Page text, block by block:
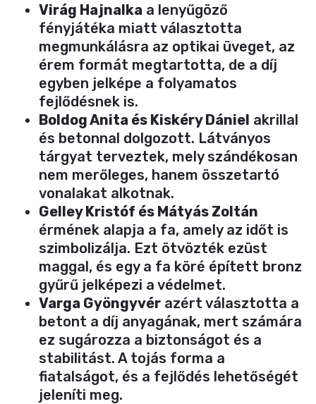
Virág Hajnalka a lenyűgöző
fényjátéka miatt választotta
megmunkálásra az optikai üveget, az
érem formát megtartotta, de a díj
egyben jelképe a folyamatos
fejlődésnek is.
Boldog Anita és Kiskéry Dániel akrillal
és betonnal dolgozott. Látványos
tárgyat terveztek, mely szándékosan
nem merőleges, hanem összetartó
vonalakat alkotnak.
Gelley Kristóf és Mátyás Zoltán
érmének alapja a fa, amely az időt is
szimbolizálja. Ezt ötvözték ezüst
maggal, és egy a fa köré épített bronz
gyűrű jelképezi a védelmet.
Varga Gyöngyvér azért választotta a
betont a díj anyagának, mert számára
ez sugározza a biztonságot és a
stabilitást. A tojás forma a
fiatalságot, és a fejlődés lehetőségét
jeleníti meg.